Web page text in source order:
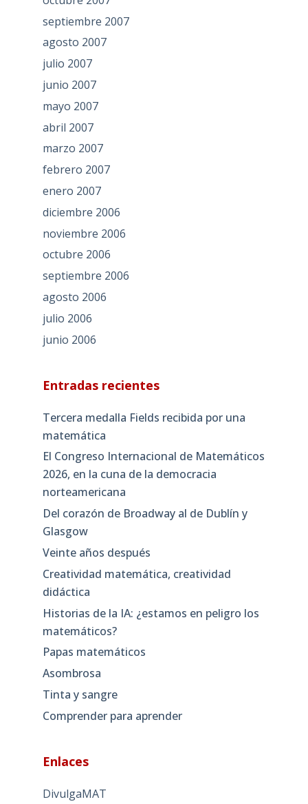
septiembre 2007
agosto 2007
julio 2007
junio 2007
mayo 2007
abril 2007
marzo 2007
febrero 2007
enero 2007
diciembre 2006
noviembre 2006
octubre 2006
septiembre 2006
agosto 2006
julio 2006
junio 2006
Entradas recientes
Tercera medalla Fields recibida por una
matemática
El Congreso Internacional de Matemáticos
2026, en la cuna de la democracia
norteamericana
Del corazón de Broadway al de Dublín y
Glasgow
Veinte años después
Creatividad matemática, creatividad
didáctica
Historias de la IA: ¿estamos en peligro los
matemáticos?
Papas matemáticos
Asombrosa
Tinta y sangre
Comprender para aprender
Enlaces
DivulgaMAT